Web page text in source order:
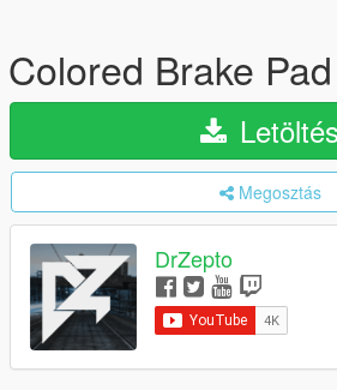
Colored Brake
Letöltés
Megosztás
DrZepto